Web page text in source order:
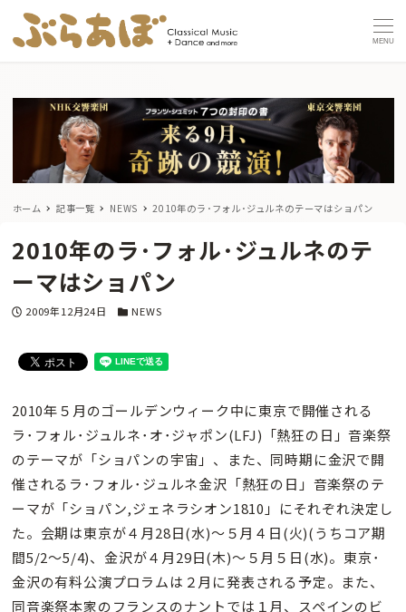
MENU
ホーム 記事一覧 NEWS 2010年のラ･フォル･ジュルネのテーマはショパン
2010年のラ･フォル･ジュルネのテ
ーマはショパン
投稿日
2009年12月24日 カテゴリー
NEWS
2010年５月のゴールデンウィーク中に東京で開催される
ラ･フォル･ジュルネ･オ･ジャポン(LFJ)「熱狂の日」音楽祭
のテーマが「ショパンの宇宙」、また、同時期に金沢で開
催されるラ･フォル･ジュルネ金沢「熱狂の日」音楽祭のテ
ーマが「ショパン,ジェネラシオン1810」にそれぞれ決定し
た。会期は東京が４月28日(水)〜５月４日(火)(うちコア期
間5/2〜5/4)、金沢が４月29日(木)〜５月５日(水)。東京･
金沢の有料公演プロラムは２月に発表される予定。また、
同音楽祭本家のフランスのナントでは１月、スペインのビ